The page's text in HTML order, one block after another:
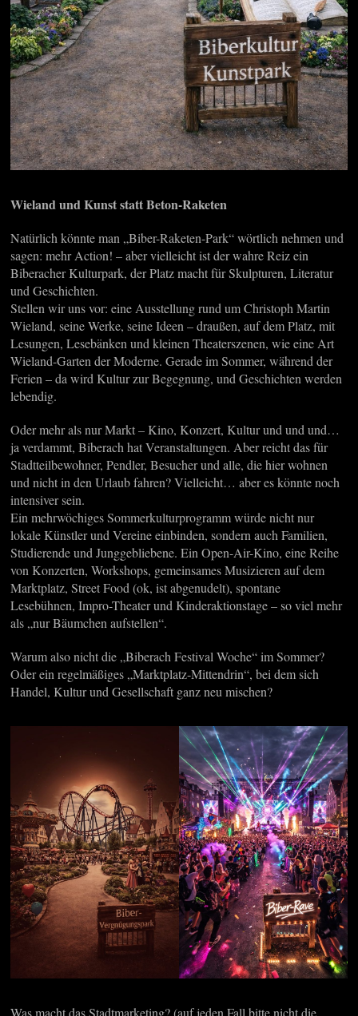
Wieland und Kunst statt Beton-Raketen
Natürlich könnte man „Biber-Raketen-Park“ wörtlich nehmen und
sagen: mehr Action! – aber vielleicht ist der wahre Reiz ein
Biberacher Kulturpark, der Platz macht für Skulpturen, Literatur
und Geschichten.
Stellen wir uns vor: eine Ausstellung rund um Christoph Martin
Wieland, seine Werke, seine Ideen – draußen, auf dem Platz, mit
Lesungen, Lesebänken und kleinen Theaterszenen, wie eine Art
Wieland-Garten der Moderne. Gerade im Sommer, während der
Ferien – da wird Kultur zur Begegnung, und Geschichten werden
lebendig.
Oder mehr als nur Markt – Kino, Konzert, Kultur und und und…
ja verdammt, Biberach hat Veranstaltungen. Aber reicht das für
Stadtteilbewohner, Pendler, Besucher und alle, die hier wohnen
und nicht in den Urlaub fahren? Vielleicht… aber es könnte noch
intensiver sein.
Ein mehrwöchiges Sommerkulturprogramm würde nicht nur
lokale Künstler und Vereine einbinden, sondern auch Familien,
Studierende und Junggebliebene. Ein Open-Air-Kino, eine Reihe
von Konzerten, Workshops, gemeinsames Musizieren auf dem
Marktplatz, Street Food (ok, ist abgenudelt), spontane
Lesebühnen, Impro-Theater und Kinderaktionstage – so viel mehr
als „nur Bäumchen aufstellen“.
Warum also nicht die „Biberach Festival Woche“ im Sommer?
Oder ein regelmäßiges „Marktplatz-Mittendrin“, bei dem sich
Handel, Kultur und Gesellschaft ganz neu mischen?
Was macht das Stadtmarketing? (auf jeden Fall bitte nicht die